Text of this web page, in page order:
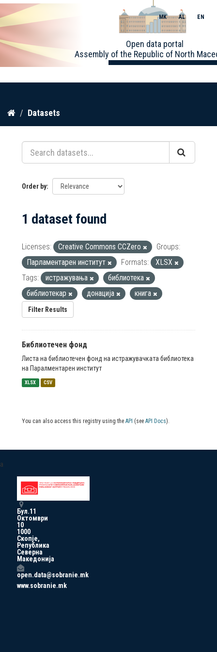
Skip
content
Open data portal
Assembly of the Republic of North
MK AL EN
Datasets
Order by
1 dataset found
Licenses: Creative Commons CCZero
Groups:
Парламентарен институт
Formats:
XLSX
Tags:
истражувања
библиотека
библиотекар
донација книга
Filter Results
Библиотечен фонд
Листа на библиотечен фонд на истражувачката библиотека
на Паралментарен институт
XLSX CSV
You can also access this registry using the API (see API Docs).
a
Бул.11
Октомври
10
1000
Скопје,
Република
Северна
Македонија
open.data@sobranie.mk
www.sobranie.mk